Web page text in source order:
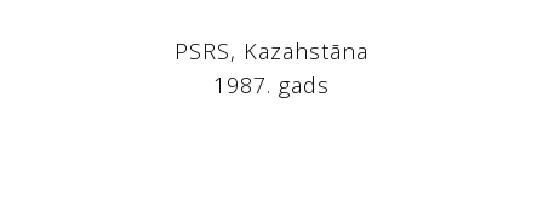
PSRS, Kazahstāna
1987. gads